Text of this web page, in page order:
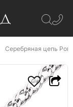
Серебряная цепь